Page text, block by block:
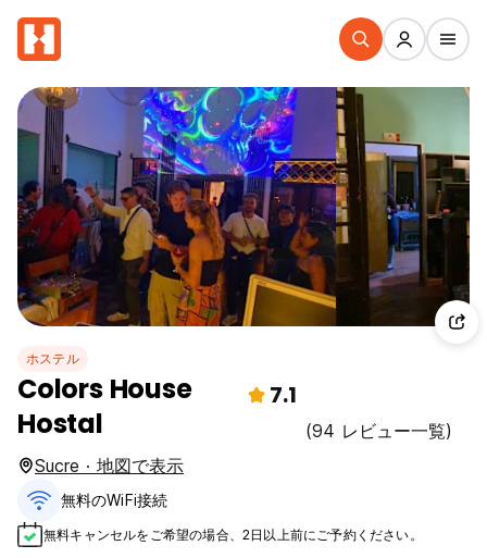
ホステル
Colors House
Hostal
7.1
(94 レビュー一覧)
Sucre · 地図で表示
無料のWiFi接続
無料キャンセルをご希望の場合、2日以上前にご予約ください。